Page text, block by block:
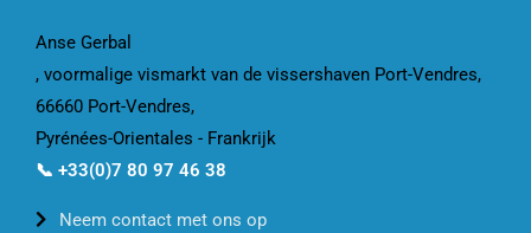
Anse Gerbal
, voormalige vismarkt van de vissershaven Port-Vendres,
66660 Port-Vendres,
Pyrénées-Orientales - Frankrijk
📞 +33(0)7 80 97 46 38
Neem contact met ons op